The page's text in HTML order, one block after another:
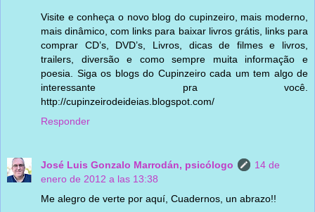
Visite e conheça o novo blog do cupinzeiro, mais moderno,
mais dinâmico, com links para baixar livros grátis, links para
comprar CD’s, DVD’s, Livros, dicas de filmes e livros,
trailers, diversão e como sempre muita informação e
poesia. Siga os blogs do Cupinzeiro cada um tem algo de
interessante pra você.
http://cupinzeirodeideias.blogspot.com/
Responder
José Luis Gonzalo Marrodán, psicólogo
14 de
enero de 2012 a las 13:38
Me alegro de verte por aquí, Cuadernos, un abrazo!!